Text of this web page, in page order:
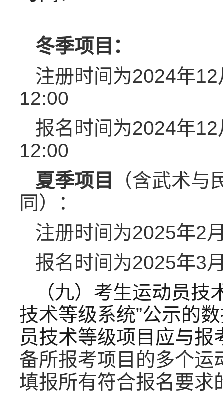
冬季项目：
注册时间为2024年
12:00
报名时间为2024年
12:00
夏季项目
（含武术
同）：
注册时间为2025年2
报名时间为2025年3
（九）考生运动员技
技术等级系统”公示的
员技术等级项目应与
备所报考项目的多个运
填报所有符合报名要求